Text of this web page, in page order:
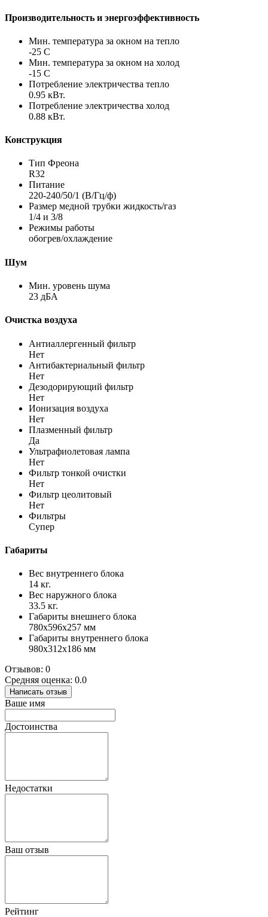
Производительность и энергоэффективность
Мин. температура за окном на тепло
-25 С
Мин. температура за окном на холод
-15 С
Потребление электричества тепло
0.95 кВт.
Потребление электричества холод
0.88 кВт.
Конструкция
Тип Фреона
R32
Питание
220-240/50/1 (В/Гц/ф)
Размер медной трубки жидкость/газ
1/4 и 3/8
Режимы работы
обогрев/охлаждение
Шум
Мин. уровень шума
23 дБА
Очистка воздуха
Антиаллергенный фильтр
Нет
Антибактериальный фильтр
Нет
Дезодорирующий фильтр
Нет
Ионизация воздуха
Нет
Плазменный фильтр
Да
Ультрафиолетовая лампа
Нет
Фильтр тонкой очистки
Нет
Фильтр цеолитовый
Нет
Фильтры
Супер
Габариты
Вес внутреннего блока
14 кг.
Вес наружного блока
33.5 кг.
Габариты внешнего блока
780x596x257 мм
Габариты внутреннего блока
980x312x186 мм
Отзывов: 0
Средняя оценка: 0.0
Написать отзыв
Ваше имя
Достоинства
Недостатки
Ваш отзыв
Рейтинг